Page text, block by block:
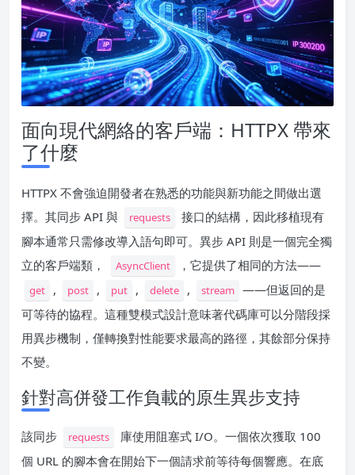
面向現代網絡的客戶端：HTTPX 帶來
了什麼
HTTPX 不會強迫開發者在熟悉的功能與新功能之間做出選
擇。其同步 API 與
requests
接口的結構，因此移植現有
腳本通常只需修改導入語句即可。異步 API 則是一個完全獨
立的客戶端類，
AsyncClient ，它提供了相同的方法——
get , post , put , delete , stream ——但返回的是
可等待的協程。這種雙模式設計意味著代碼庫可以分階段採
用異步機制，僅轉換對性能要求最高的路徑，其餘部分保持
不變。
針對高併發工作負載的原生異步支持
該同步 requests
庫使用阻塞式 I/O。一個依次獲取 100
個 URL 的腳本會在開始下一個請求前等待每個響應。在底